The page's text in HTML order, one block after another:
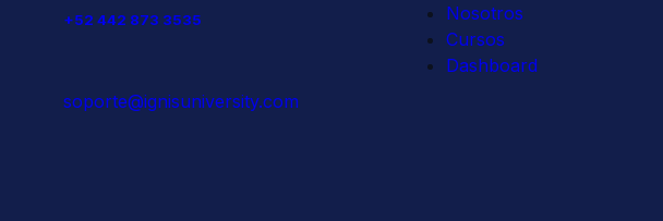
+52 442 873 3535
soporte@ignisuniversity.com
Nosotros
Cursos
Dashboard